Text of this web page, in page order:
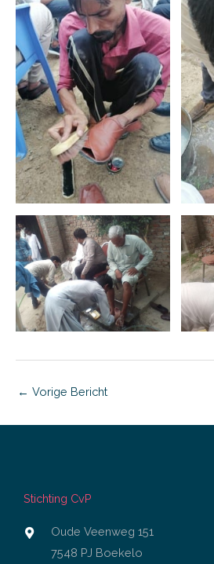
← Vorige Bericht
Stichting CvP
Oude Veenweg 151
7548 PJ Boekelo